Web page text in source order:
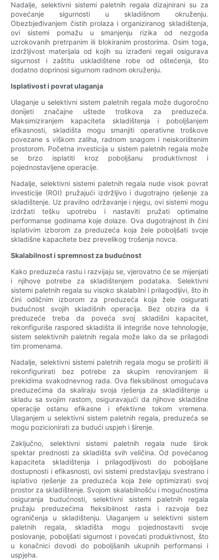
Nadalje, selektivni sistemi paletnih regala dizajnirani su za
povećanje sigurnosti u skladišnom okruženju.
Obezbjeđivanjem čistih prolaza i organiziranog skladištenja,
ovi sistemi pomažu u smanjenju rizika od nezgoda
uzrokovanih pretrpanim ili blokiranim prostorima. Osim toga,
izdržljivost materijala od kojih su izrađeni regali osigurava
sigurnost i zaštitu uskladištene robe od oštećenja, što
dodatno doprinosi sigurnom radnom okruženju.
Isplativost i povrat ulaganja
Ulaganje u selektivni sistem paletnih regala može dugoročno
donijeti značajne uštede troškova za preduzeća.
Maksimiziranjem kapaciteta skladištenja i poboljšanjem
efikasnosti, skladišta mogu smanjiti operativne troškove
povezane s viškom zaliha, radnom snagom i neiskorištenim
prostorom. Početna investicija u sistem paletnih regala može
se brzo isplatiti kroz poboljšanu produktivnost i
pojednostavljene operacije.
Nadalje, selektivni sistemi paletnih regala nude visok povrat
investicije (ROI) pružajući izdržljivo i dugotrajno rješenje za
skladištenje. Uz pravilno održavanje i njegu, ovi sistemi mogu
izdržati tešku upotrebu i nastaviti pružati optimalne
performanse godinama koje dolaze. Ova dugotrajnost ih čini
isplativim izborom za preduzeća koja žele poboljšati svoje
skladišne kapacitete bez prevelikog trošenja novca.
Skalabilnost i spremnost za budućnost
Kako preduzeća rastu i razvijaju se, vjerovatno će se mijenjati
i njihove potrebe za skladištenjem podataka. Selektivni
sistemi paletnih regala su visoko skalabilni i prilagodljivi, što ih
čini odličnim izborom za preduzeća koja žele osigurati
budućnost svojih skladišnih operacija. Bez obzira da li
preduzeće treba da poveća svoj skladišni kapacitet,
rekonfiguriše raspored skladišta ili integriše nove tehnologije,
sistem selektivnih paletnih regala može lako da se prilagodi
tim promenama.
Nadalje, selektivni sistemi paletnih regala mogu se proširiti ili
rekonfigurirati bez potrebe za skupim renoviranjem ili
prekidima svakodnevnog rada. Ova fleksibilnost omogućava
preduzećima da skaliraju svoja rješenja za skladištenje u
skladu sa svojim rastom, osiguravajući da njihove skladišne
operacije ostanu efikasne i efektivne tokom vremena.
Ulaganjem u selektivni sistem paletnih regala, preduzeća se
mogu pozicionirati za budući uspjeh i širenje.
Zaključno, selektivni sistemi paletnih regala nude širok
spektar prednosti za skladišta svih veličina. Od povećanog
kapaciteta skladištenja i prilagodljivosti do poboljšane
dostupnosti i efikasnosti, ovi sistemi predstavljaju svestrano i
isplativo rješenje za preduzeća koja žele optimizirati svoj
prostor za skladištenje. Svojom skalabilnošću i mogućnostima
osiguranja budućnosti, selektivni sistemi paletnih regala
pružaju preduzećima fleksibilnost rasta i razvoja bez
ograničenja u skladištenju. Ulaganjem u selektivni sistem
paletnih regala, skladišta mogu pojednostaviti svoje
poslovanje, poboljšati sigurnost i povećati produktivnost, što
u konačnici dovodi do poboljšanih ukupnih performansi i
uspjeha.